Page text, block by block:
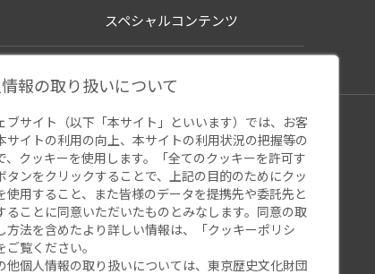
スペシャルコンテンツ
ウェブアクセシビリティ 関連サイト
報の取り扱いについて
ブサイト（以下「本サイト」といいます）では、お客
サイトの利用の向上、本サイトの利用状況の把握等の
、クッキーを使用します。「全てのクッキーを許可す
タンをクリックすることで、上記の目的のためにクッ
使用すること、また皆様のデータを提携先や委託先と
ることに同意いただいたものとみなします。同意の取
方法を含めたより詳しい情報は、「 クッキーポリシ
ご覧ください。
他個人情報の取り扱いについては、 東京歴史文化財団